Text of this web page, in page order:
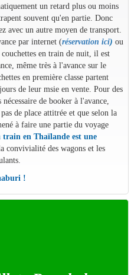
un retard plus ou moins
souvent qu'en partie. Donc
avec un autre moyen de transport.
par internet (réservation ici) ou
en train de nuit, il est
même très à l'avance sur le
en première classe partent
de leur msie en vente. Pour des
nécessaire de booker à l'avance,
de place attitrée et que selon la
à faire une partie du voyage
train en Thaïlande est une
convivialité des wagons et les
!